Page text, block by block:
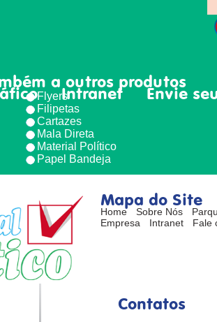
Intranet Envie
a outros produtos
Flyers
Filipetas
Cartazes
Mala Direta
Material Político
Papel Bandeja
Mapa do Site
Home Sobre Nós
Empresa
Intranet Fale
Contatos